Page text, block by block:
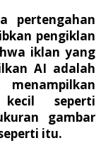
pertengahan
pengiklan
iklan yang
AI adalah
seperti
gambar
itu.